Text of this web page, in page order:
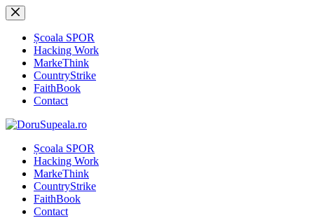
Sari
la
conținutȘcoala SPOR
Hacking Work
MarkeThink
CountryStrike
FaithBook
Contact
Școala SPOR
Hacking Work
MarkeThink
CountryStrike
FaithBook
Contact